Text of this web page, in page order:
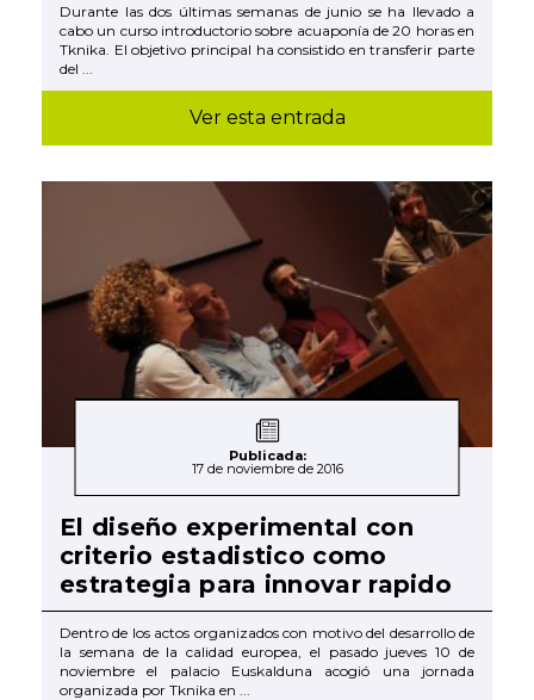
Durante las dos últimas semanas de junio se ha llevado a
cabo un curso introductorio sobre acuaponía de 20 horas en
Tknika. El objetivo principal ha consistido en transferir parte
del ...
Ver esta entrada
Publicada:
17 de noviembre de 2016
El diseño experimental con
criterio estadistico como
estrategia para innovar rapido
Dentro de los actos organizados con motivo del desarrollo de
la semana de la calidad europea, el pasado jueves 10 de
noviembre el palacio Euskalduna acogió una jornada
organizada por Tknika en ...